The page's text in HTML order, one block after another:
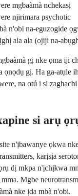
mgbaàmà nchekasị
njirimara psychotic
n'obi na-eguzogide
ala ala (ojiji na-
gị nke ọma iji
ọnọdụ gị. Ha ga-atụle
na otú i si
si arụ
n'ịbawanye ọkwa
karịsịa
dị mkpa n'ịchịkwa
Mgbe
nke ịda mbà n'obi.